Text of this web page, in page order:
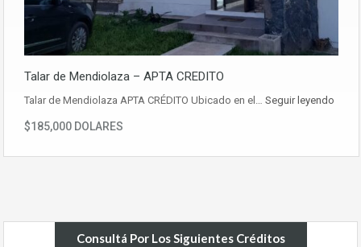
Talar de Mendiolaza – APTA CREDITO
Talar de Mendiolaza APTA CRÉDITO Ubicado en el… Seguir leyendo
$185,000 DOLARES
Consultá Por Los Siguientes Créditos